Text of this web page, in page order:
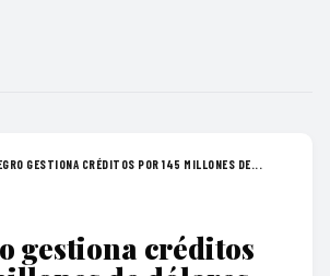
GESTIONA CRÉDITOS POR 145 MILLONES DE...
gestiona créditos